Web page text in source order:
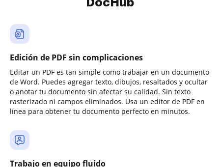
DocHub
Edición de PDF sin complicaciones
Editar un PDF es tan simple como trabajar en un documento
de Word. Puedes agregar texto, dibujos, resaltados y ocultar
o anotar tu documento sin afectar su calidad. Sin texto
rasterizado ni campos eliminados. Usa un editor de PDF en
línea para obtener tu documento perfecto en minutos.
Trabajo en equipo fluido